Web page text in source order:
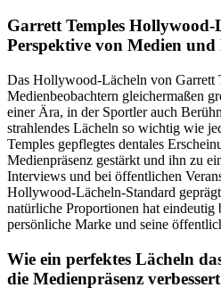
Garrett Temples Hollywood-
Perspektive von Medien und
Das Hollywood-Lächeln von Garrett
Medienbeobachtern gleichermaßen
einer Ära, in der Sportler auch
strahlendes Lächeln so wichtig wie
Temples gepflegtes dentales
Medienpräsenz gestärkt und ihn zu
Interviews und bei öffentlichen
Hollywood-Lächeln-Standard
natürliche Proportionen hat eindeutig
persönliche Marke und seine
Wie ein perfektes Lächeln
die Medienpräsenz verbessert